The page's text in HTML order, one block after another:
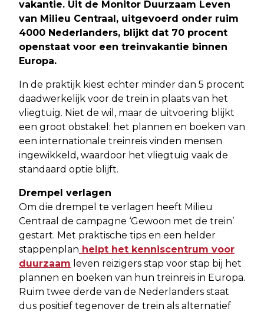
vakantie. Uit de Monitor Duurzaam Leven
van Milieu Centraal, uitgevoerd onder ruim
4000 Nederlanders, blijkt dat 70 procent
openstaat voor een treinvakantie binnen
Europa.
In de praktijk kiest echter minder dan 5 procent
daadwerkelijk voor de trein in plaats van het
vliegtuig. Niet de wil, maar de uitvoering blijkt
een groot obstakel: het plannen en boeken van
een internationale treinreis vinden mensen
ingewikkeld, waardoor het vliegtuig vaak de
standaard optie blijft.
Drempel verlagen
Om die drempel te verlagen heeft Milieu
Centraal de campagne ‘Gewoon met de trein’
gestart. Met praktische tips en een helder
stappenplan helpt het kenniscentrum voor
duurzaam leven reizigers stap voor stap bij het
plannen en boeken van hun treinreis in Europa.
Ruim twee derde van de Nederlanders staat
dus positief tegenover de trein als alternatief